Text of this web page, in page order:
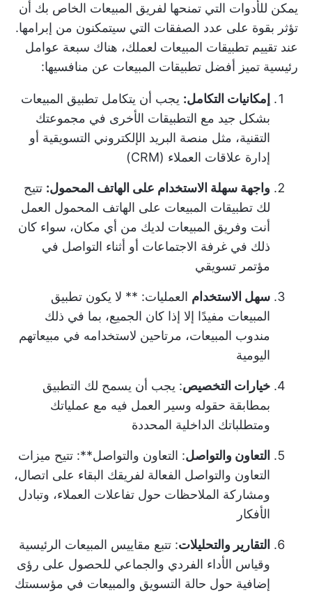
يمكن للأدوات التي تمنحها لفريق المبيعات الخاص بك أن
تؤثر بقوة على عدد الصفقات التي سيتمكنون من إبرامها.
عند تقييم تطبيقات المبيعات لعملك، هناك سبعة عوامل
رئيسية تميز أفضل تطبيقات المبيعات عن منافسيها:
إمكانيات التكامل: يجب أن يتكامل تطبيق المبيعات
بشكل جيد مع التطبيقات الأخرى في مجموعتك
التقنية، مثل منصة البريد الإلكتروني التسويقية أو
إدارة علاقات العملاء (CRM)
واجهة سهلة الاستخدام على الهاتف المحمول: تتيح
لك تطبيقات المبيعات على الهاتف المحمول العمل
أنت وفريق المبيعات لديك من أي مكان، سواء كان
ذلك في غرفة الاجتماعات أو أثناء التواصل في
مؤتمر تسويقي
سهل الاستخدام العمليات: ** لا يكون تطبيق
المبيعات مفيدًا إلا إذا كان الجميع، بما في ذلك
مندوب المبيعات، مرتاحين لاستخدامه في مبيعاتهم
اليومية
خيارات التخصيص: يجب أن يسمح لك التطبيق
بمطابقة حقوله وسير العمل فيه مع عملياتك
ومتطلباتك الداخلية المحددة
التعاون والتواصل: التعاون والتواصل**: تتيح ميزات
التعاون والتواصل الفعالة لفريقك البقاء على اتصال،
ومشاركة الملاحظات حول تفاعلات العملاء، وتبادل
الأفكار
التقارير والتحليلات: تتبع مقاييس المبيعات الرئيسية
وقياس الأداء الفردي والجماعي للحصول على رؤى
إضافية حول حالة التسويق والمبيعات في مؤسستك